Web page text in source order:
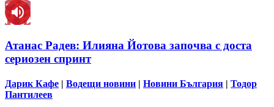
Атанас Радев: Илияна Йотова започва с доста
сериозен спринт
Дарик Кафе | Водещи новини | Новини България | Тодор
Пантилеев